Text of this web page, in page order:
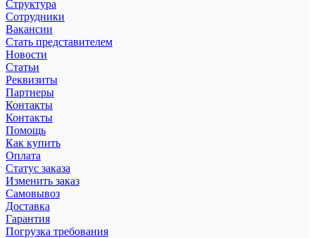
Структура
Сотрудники
Вакансии
Стать представителем
Новости
Статьи
Реквизиты
Партнеры
Контакты
Контакты
Помощь
Как купить
Оплата
Статус заказа
Изменить заказ
Самовывоз
Доставка
Гарантия
Погрузка требования